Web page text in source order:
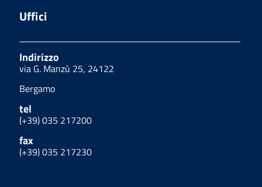
Uffici
Indirizzo
via G. Manzù 25, 24122
Bergamo
tel
(+39) 035 217200
fax
(+39) 035 217230